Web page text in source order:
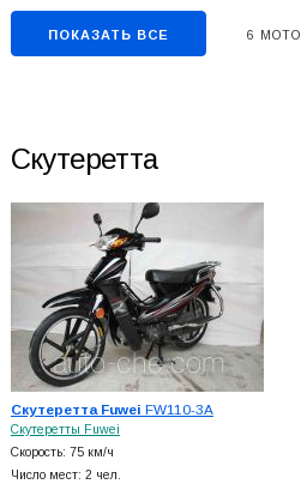
ПОКАЗАТЬ ВСЕ 6
Скутеретта
Скутеретта Fuwei FW110-3A
Скутеретты Fuwei
Скорость: 75 км/ч
Число мест: 2 чел.